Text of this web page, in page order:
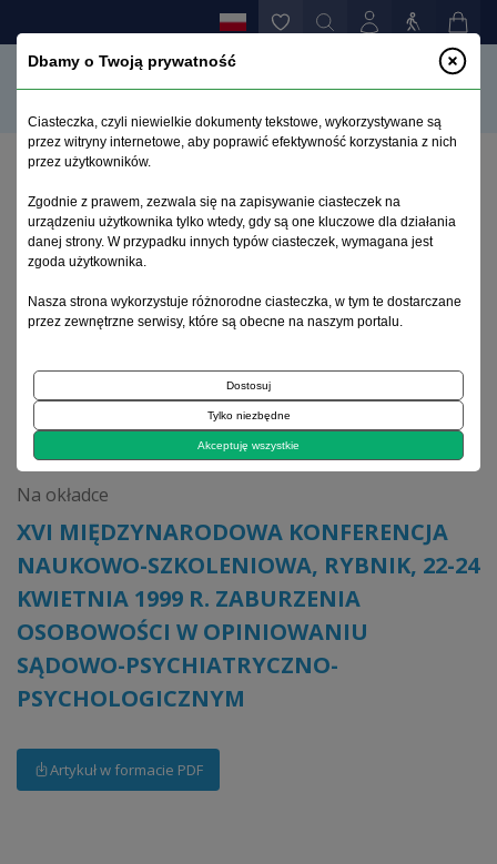
XVI MIĘDZYNARODOWA KONFERENCJA NAUKOWO-
SZKOLENIOWA, RYBNIK, 22-24 KWIETNIA 1999 R.
ZABURZENIA OSOBOWOŚCI W OPINIOWANIU
SĄDOWO-PSYCHIATRYCZNO-PSYCHOLOGICZNYM
2000, tom 9, suplement 2
Na okładce
XVI MIĘDZYNARODOWA KONFERENCJA
NAUKOWO-SZKOLENIOWA, RYBNIK, 22-24
KWIETNIA 1999 R. ZABURZENIA
OSOBOWOŚCI W OPINIOWANIU
SĄDOWO-PSYCHIATRYCZNO-
PSYCHOLOGICZNYM
Artykuł w formacie PDF
Dbamy o Twoją prywatność
Ciasteczka, czyli niewielkie dokumenty tekstowe, wykorzystywane są
przez witryny internetowe, aby poprawić efektywność korzystania z nich
przez użytkowników.
Zgodnie z prawem, zezwala się na zapisywanie ciasteczek na
urządzeniu użytkownika tylko wtedy, gdy są one kluczowe dla działania
danej strony. W przypadku innych typów ciasteczek, wymagana jest
zgoda użytkownika.
Nasza strona wykorzystuje różnorodne ciasteczka, w tym te dostarczane
przez zewnętrzne serwisy, które są obecne na naszym portalu.
Dostosuj
Tylko niezbędne
Akceptuję wszystkie